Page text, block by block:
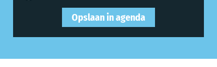
Opslaan in agenda